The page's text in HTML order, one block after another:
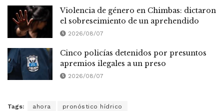
Violencia de género en Chimbas: dictaron
el sobreseimiento de un aprehendido
2026/08/07
Cinco policías detenidos por presuntos
apremios ilegales a un preso
2026/08/07
Tags: ahora pronóstico hídrico